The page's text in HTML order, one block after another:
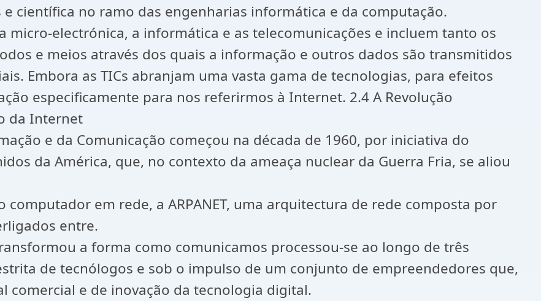
científica no ramo das engenharias informática e da computação.
micro-electrónica, a informática e as telecomunicações e incluem tanto os
e meios através dos quais a informação e outros dados são transmitidos
Embora as TICs abranjam uma vasta gama de tecnologias, para efeitos
especificamente para nos referirmos à Internet. 2.4 A Revolução
da Internet
e da Comunicação começou na década de 1960, por iniciativa do
da América, que, no contexto da ameaça nuclear da Guerra Fria, se aliou
em rede, a ARPANET, uma arquitectura de rede composta por
entre.
a forma como comunicamos processou-se ao longo de três
de tecnólogos e sob o impulso de um conjunto de empreendedores que,
comercial e de inovação da tecnologia digital.